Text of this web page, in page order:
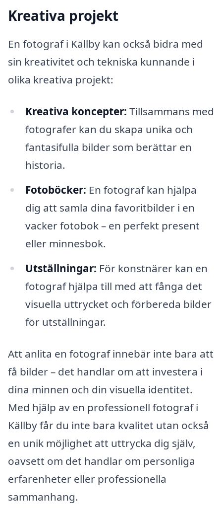
Kreativa projekt
En fotograf i Källby kan också bidra med
sin kreativitet och tekniska kunnande i
olika kreativa projekt:
Kreativa koncepter: Tillsammans med
fotografer kan du skapa unika och
fantasifulla bilder som berättar en
historia.
Fotoböcker: En fotograf kan hjälpa
dig att samla dina favoritbilder i en
vacker fotobok – en perfekt present
eller minnesbok.
Utställningar: För konstnärer kan en
fotograf hjälpa till med att fånga det
visuella uttrycket och förbereda bilder
för utställningar.
Att anlita en fotograf innebär inte bara att
få bilder – det handlar om att investera i
dina minnen och din visuella identitet.
Med hjälp av en professionell fotograf i
Källby får du inte bara kvalitet utan också
en unik möjlighet att uttrycka dig själv,
oavsett om det handlar om personliga
erfarenheter eller professionella
sammanhang.